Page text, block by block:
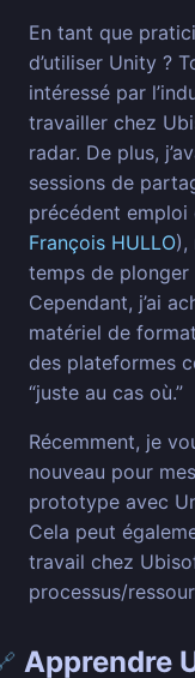
En tant que
d’utiliser Unity ?
intéressé par
travailler chez
radar. De plus,
sessions de
précédent emploi
François HULLO),
temps de
Cependant, j’ai
matériel de
des plateformes
“juste au cas où.”
Récemment, je
nouveau pour
prototype avec
Cela peut
travail chez
processus/
Apprendre